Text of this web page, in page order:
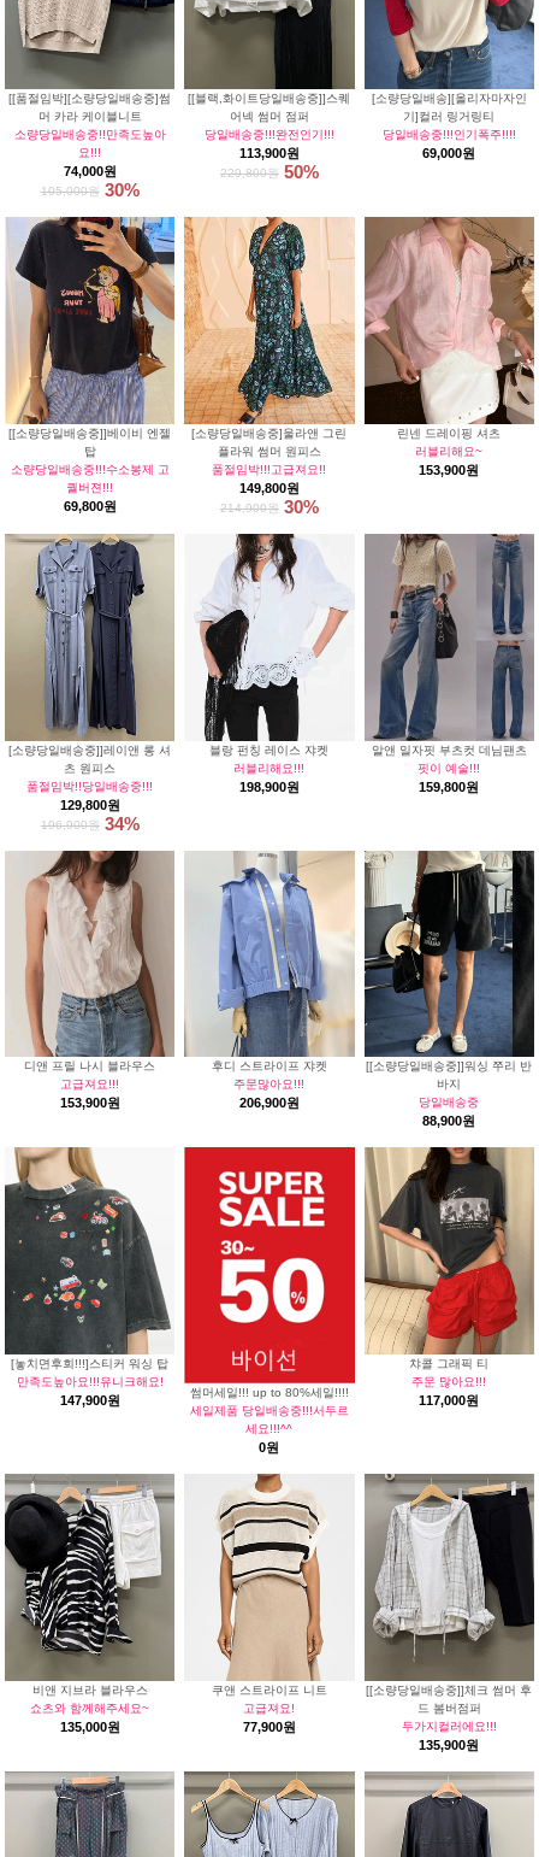
[[품절임박][소량당일배송중]썸
머 카라 케이블니트
소량당일배송중!!만족도높아
요!!!
74,000원
105,000원 30%
[[블랙,화이트당일배송중]]스퀘
어넥 썸머 점퍼
당일배송중!!!완전인기!!!
113,900원
229,800원 50%
[소량당일배송][올리자마자인
기]컬러 링거링티
당일배송중!!!인기폭주!!!!
69,000원
[[소량당일배송중]]베이비 엔젤
탑
소량당일배송중!!!수소봉제 고
퀄버젼!!!
69,800원
[소량당일배송중]울라앤 그린
플라워 썸머 원피스
품절임박!!!고급져요!!
149,800원
214,900원 30%
린넨 드레이핑 셔츠
러블리해요~
153,900원
[소량당일배송중]]레이앤 롱 셔
츠 원피스
품절임박!!당일배송중!!!
129,800원
196,900원 34%
블랑 펀칭 레이스 쟈켓
러블리해요!!!
198,900원
알앤 일자핏 부츠컷 데님팬츠
핏이 예술!!!
159,800원
디앤 프릴 나시 블라우스
고급져요!!!
153,900원
후디 스트라이프 쟈켓
주문많아요!!!
206,900원
[[소량당일배송중]]워싱 쭈리 반
바지
당일배송중
88,900원
[놓치면후회!!!]스티커 워싱 탑
만족도높아요!!!유니크해요!
147,900원
썸머세일!!! up to 80%세일!!!!
세일제품 당일배송중!!!서두르
세요!!!^^
0원
챠콜 그래픽 티
주문 많아요!!!
117,000원
비앤 지브라 블라우스
쇼츠와 함께해주세요~
135,000원
쿠앤 스트라이프 니트
고급져요!
77,900원
[[소량당일배송중]]체크 썸머 후
드 봄버점퍼
두가지컬러에요!!!
135,900원